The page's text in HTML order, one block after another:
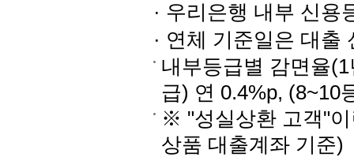
· 우리은행 내부 신용
· 연체 기준일은 대출
내부등급별 감면율
급) 연 0.4%p, (8~10
※ "성실상환 고객"
상품 대출계좌 기준)